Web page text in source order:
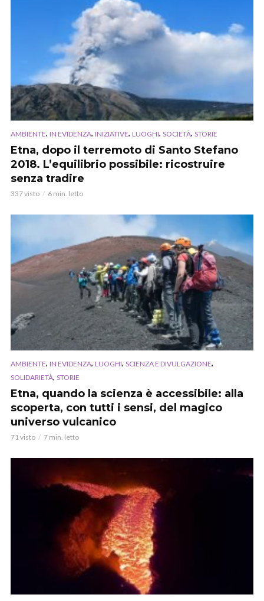
AMBIENTE, IN EVIDENZA, INIZIATIVE, LUOGHI, SOCIETÀ, STORIE
Etna, dopo il terremoto di Santo Stefano
2018. L’equilibrio possibile: ricostruire
senza tradire
337 visto 6 min. letto
AMBIENTE, IN EVIDENZA, LUOGHI, SCIENZA E DIVULGAZIONE,
SOLIDARIETÀ, STORIE
Etna, quando la scienza è accessibile: alla
scoperta, con tutti i sensi, del magico
universo vulcanico
71 visto 7 min. letto